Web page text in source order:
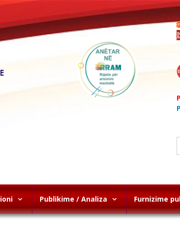
Publikime / Analiza Furnizime